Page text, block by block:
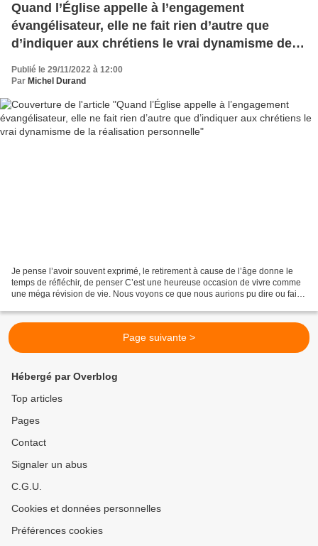
Quand l’Église appelle à l’engagement
évangélisateur, elle ne fait rien d’autre que
d’indiquer aux chrétiens le vrai dynamisme de la
réalisation personnelle
Publié le 29/11/2022 à 12:00
Par Michel Durand
Je pense l’avoir souvent exprimé, le retirement à cause de l’âge donne le
temps de réfléchir, de penser C’est une heureuse occasion de vivre comme
une méga révision de vie. Nous voyons ce que nous aurions pu dire ou faire
Page suivante >
Hébergé par Overblog
Top articles
Pages
Contact
Signaler un abus
C.G.U.
Cookies et données personnelles
Préférences cookies